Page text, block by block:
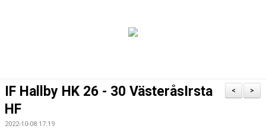
MATCHER
>
<
IF Hallby HK 26 - 30 VästeråsIrsta
HF
2022-10-08 17:19